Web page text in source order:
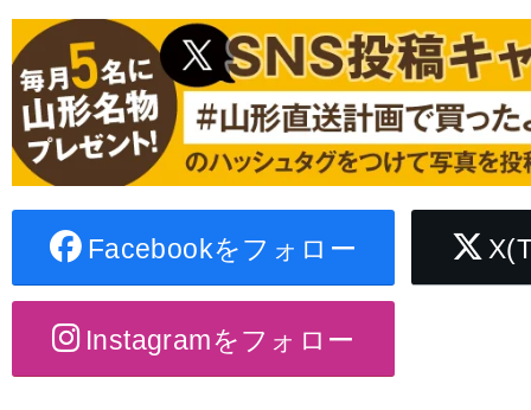
Facebookをフォロー
Instagramをフォロー